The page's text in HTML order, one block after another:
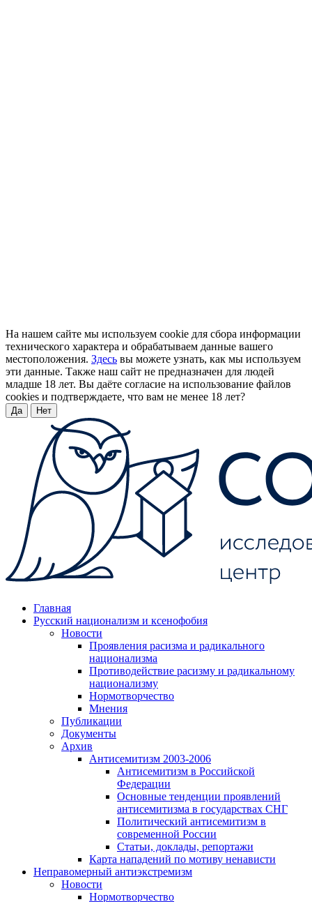
На нашем сайте мы используем cookie для сбора информации
технического характера и обрабатываем данные вашего
местоположения. Здесь вы можете узнать, как мы используем
эти данные. Также наш сайт не предназначен для людей
младше 18 лет. Вы даёте согласие на использование файлов
cookies и подтверждаете, что вам не менее 18 лет?
Да Нет
Главная
Русский национализм и ксенофобия
Новости
Проявления расизма и радикального
национализма
Противодействие расизму и радикальному
национализму
Нормотворчество
Мнения
Публикации
Документы
Архив
Антисемитизм 2003-2006
Антисемитизм в Российской
Федерации
Основные тенденции проявлений
антисемитизма в государствах СНГ
Политический антисемитизм в
современной России
Статьи, доклады, репортажи
Карта нападений по мотиву ненависти
Неправомерный антиэкстремизм
Новости
Нормотворчество